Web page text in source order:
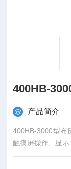
400HB-
产品简介
400HB-3000型布
触摸屏操作、显示
31.25，大力值